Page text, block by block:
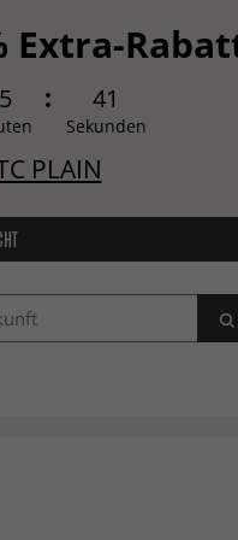
Extra-
40
Sekunden
PLAIN